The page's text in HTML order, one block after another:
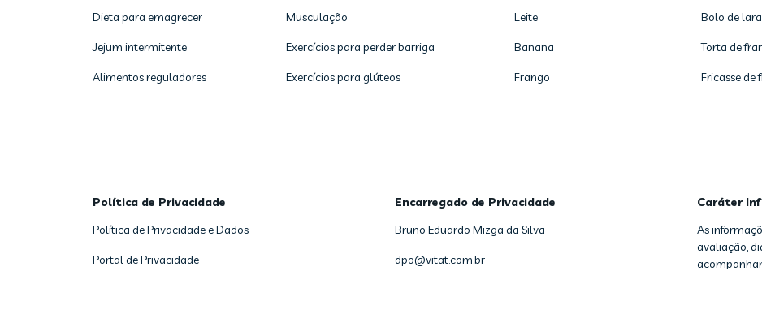
Dieta para emagrecer
Jejum intermitente
Alimentos reguladores
Musculação
Exercícios para perder barriga
Exercícios para glúteos
Leite
Banana
Frango
Bolo de
Torta de
Fricasse de
Política de Privacidade
Política de Privacidade e Dados
Portal de Privacidade
Encarregado de Privacidade
Bruno Eduardo Mizga da Silva
dpo@vitat.com.br
Caráter
As
avaliação,